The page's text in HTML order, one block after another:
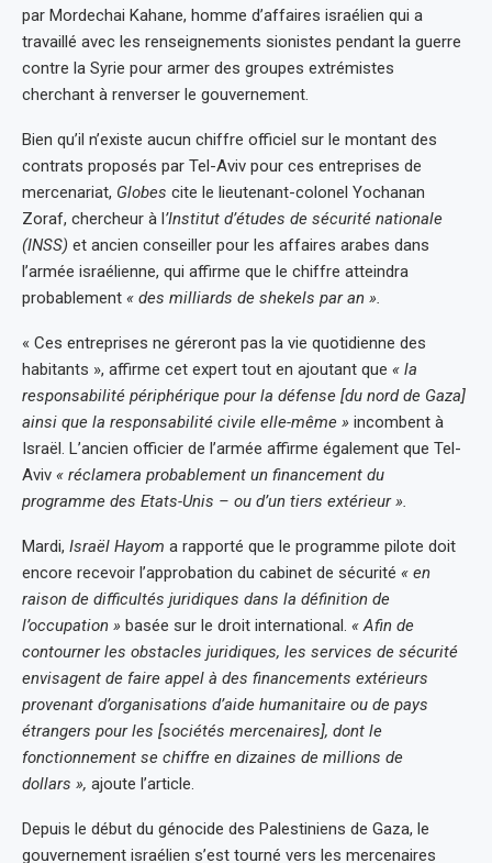
par Mordechai Kahane, homme d’affaires israélien qui a
travaillé avec les renseignements sionistes pendant la guerre
contre la Syrie pour armer des groupes extrémistes
cherchant à renverser le gouvernement.
Bien qu’il n’existe aucun chiffre officiel sur le montant des
contrats proposés par Tel-Aviv pour ces entreprises de
mercenariat, Globes cite le lieutenant-colonel Yochanan
Zoraf, chercheur à l’Institut d’études de sécurité nationale
(INSS) et ancien conseiller pour les affaires arabes dans
l’armée israélienne, qui affirme que le chiffre atteindra
probablement « des milliards de shekels par an ».
« Ces entreprises ne géreront pas la vie quotidienne des
habitants », affirme cet expert tout en ajoutant que « la
responsabilité périphérique pour la défense [du nord de Gaza]
ainsi que la responsabilité civile elle-même » incombent à
Israël. L’ancien officier de l’armée affirme également que Tel-
Aviv « réclamera probablement un financement du
programme des Etats-Unis – ou d’un tiers extérieur ».
Mardi, Israël Hayom a rapporté que le programme pilote doit
encore recevoir l’approbation du cabinet de sécurité « en
raison de difficultés juridiques dans la définition de
l’occupation » basée sur le droit international. « Afin de
contourner les obstacles juridiques, les services de sécurité
envisagent de faire appel à des financements extérieurs
provenant d’organisations d’aide humanitaire ou de pays
étrangers pour les [sociétés mercenaires], dont le
fonctionnement se chiffre en dizaines de millions de
dollars », ajoute l’article.
Depuis le début du génocide des Palestiniens de Gaza, le
gouvernement israélien s’est tourné vers les mercenaires